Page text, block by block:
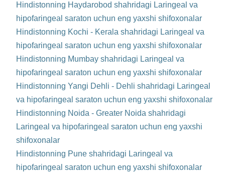
Hindistonning Haydarobod shahridagi Laringeal va
hipofaringeal saraton uchun eng yaxshi shifoxonalar
Hindistonning Kochi - Kerala shahridagi Laringeal va
hipofaringeal saraton uchun eng yaxshi shifoxonalar
Hindistonning Mumbay shahridagi Laringeal va
hipofaringeal saraton uchun eng yaxshi shifoxonalar
Hindistonning Yangi Dehli - Dehli shahridagi Laringeal
va hipofaringeal saraton uchun eng yaxshi shifoxonalar
Hindistonning Noida - Greater Noida shahridagi
Laringeal va hipofaringeal saraton uchun eng yaxshi
shifoxonalar
Hindistonning Pune shahridagi Laringeal va
hipofaringeal saraton uchun eng yaxshi shifoxonalar